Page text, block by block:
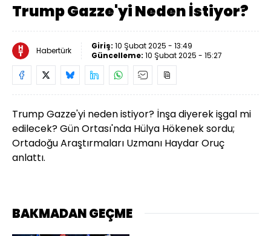
Trump Gazze'yi Neden İstiyor?
Habertürk Giriş: 10 Şubat 2025 - 13:49
Güncelleme: 10 Şubat 2025 - 15:27
Trump Gazze'yi neden istiyor? İnşa diyerek işgal mi
edilecek? Gün Ortası'nda Hülya Hökenek sordu;
Ortadoğu Araştırmaları Uzmanı Haydar Oruç
anlattı.
BAKMADAN GEÇME